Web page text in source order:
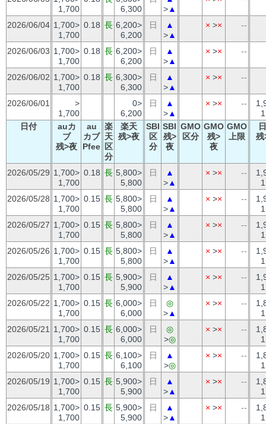
1,700
6,300
>▲
2026/06/04 1,700>
1,700
0.18 長 6,200>
6,200
日
▲
>▲
× >× --
2026/06/03 1,700>
1,700
0.18 長 6,200>
6,200
日
▲
>▲
× >× --
2026/06/02 1,700>
1,700
0.18 長 6,300>
6,300
日
▲
>▲
× >× --
2026/06/01
>
1,700
0>
6,200
日
▲
>▲
× >× --
日付
auカ
ブ
残>夜
au
カブ
Pfee
楽
天
区
分
楽天
残>夜
SBI
区
分
SBI
残>
夜
GMO
区分
GMO
残>
夜
GMO
上限
残
2026/05/29 1,700>
1,700
0.18 長 5,800>
5,800
日
▲
>▲
× >× --
2026/05/28 1,700>
1,700
0.15 長 5,800>
5,800
日
▲
>▲
× >× --
2026/05/27 1,700>
1,700
0.15 長 5,800>
5,800
日
▲
>▲
× >× --
2026/05/26 1,700>
1,700
0.15 長 5,800>
5,800
日
▲
>▲
× >× --
2026/05/25 1,700>
1,700
0.15 長 5,900>
5,900
日
▲
>▲
× >× --
2026/05/22 1,700>
1,700
0.15 長 6,000>
6,000
日
◎
>▲
× >× --
2026/05/21
1,700>
1,700
0.15 長 6,000>
6,000
日
◎
>◎
× >× --
2026/05/20 1,700>
1,700
0.15 長 6,100>
6,100
日
▲
>◎
× >× --
2026/05/19 1,700>
1,700
0.15 長 5,900>
5,900
日
▲
>▲
× >× --
2026/05/18 1,700>
1,700
0.15 長 5,900>
5,900
日
▲
>▲
× >× --